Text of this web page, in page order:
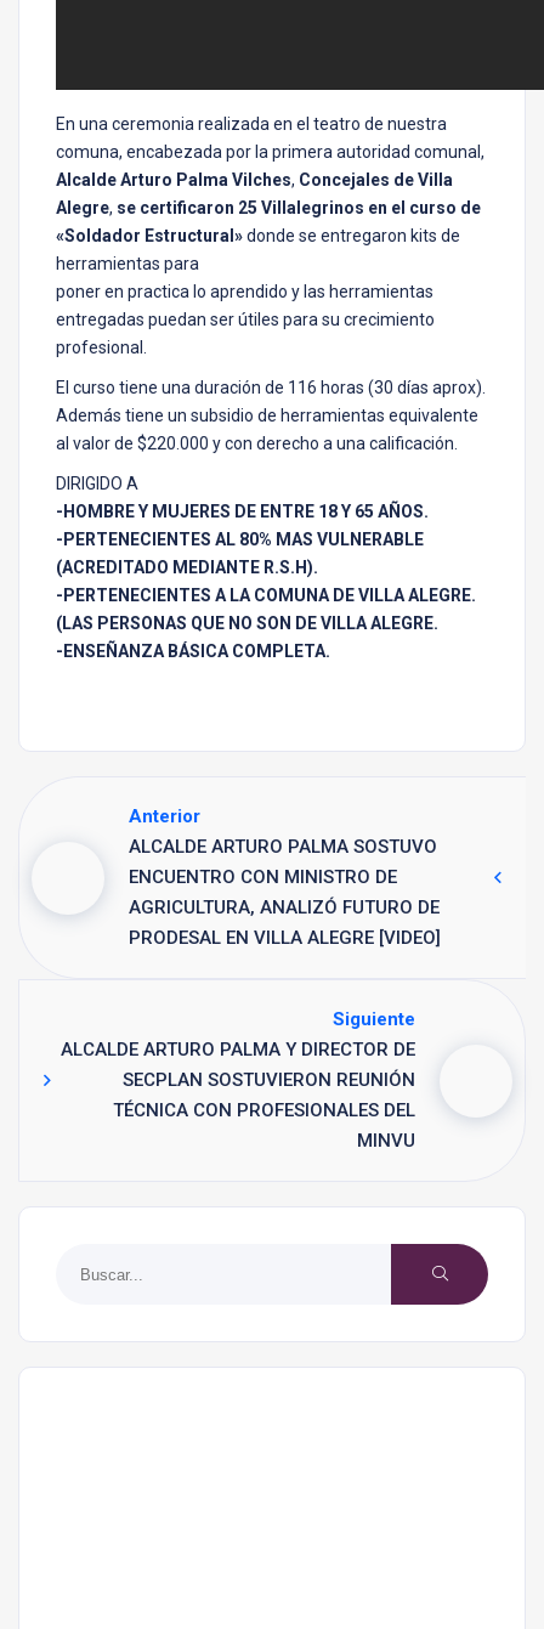
En una ceremonia realizada en el teatro de nuestra
comuna, encabezada por la primera autoridad comunal,
Alcalde Arturo Palma Vilches, Concejales de Villa
Alegre, se certificaron 25 Villalegrinos en el curso de
«Soldador Estructural»donde se entregaron kits de
herramientas para
poner en practica lo aprendido y las herramientas
entregadas puedan ser útiles para su crecimiento
profesional.
El curso tiene una duración de 116 horas (30 días aprox).
Además tiene un subsidio de herramientas equivalente
al valor de $220.000 y con derecho a una calificación.
DIRIGIDO A
-HOMBRE Y MUJERES DE ENTRE 18 Y 65 AÑOS.
-PERTENECIENTES AL 80% MAS VULNERABLE
(ACREDITADO MEDIANTE R.S.H).
-PERTENECIENTES A LA COMUNA DE VILLA ALEGRE.
(LAS PERSONAS QUE NO SON DE VILLA ALEGRE.
-ENSEÑANZA BÁSICA COMPLETA.
Anterior
ALCALDE ARTURO PALMA SOSTUVO
ENCUENTRO CON MINISTRO DE
AGRICULTURA, ANALIZÓ FUTURO DE
PRODESAL EN VILLA ALEGRE [VIDEO]
Siguiente
ALCALDE ARTURO PALMA Y DIRECTOR DE
SECPLAN SOSTUVIERON REUNIÓN
TÉCNICA CON PROFESIONALES DEL
MINVU